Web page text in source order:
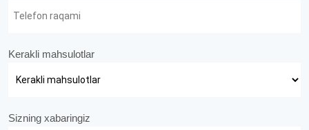
Kerakli mahsulotlar
Sizning xabaringiz